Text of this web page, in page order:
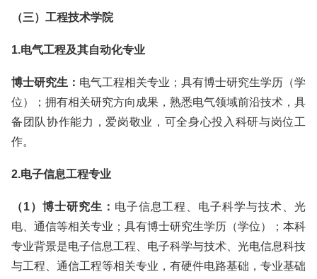
（三）工程技术学院
1.电气工程及其自动化专业
博士研究生： 电气工程相关专业；具有博士研究生学历（学
位）；拥有相关研究方向成果，熟悉电气领域前沿技术，具
备团队协作能力，爱岗敬业，可全身心投入科研与岗位工
作。
2.电子信息工程专业
（1）博士研究生： 电子信息工程、电子科学与技术、光
电、通信等相关专业；具有博士研究生学历（学位）；本科
专业背景是电子信息工程、电子科学与技术、光电信息科技
与工程、通信工程等相关专业，有硬件电路基础，专业基础